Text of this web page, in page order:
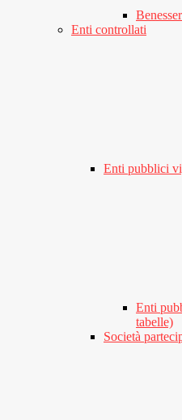
Enti controllati
Enti pubblici
Enti
tabelle)
Società